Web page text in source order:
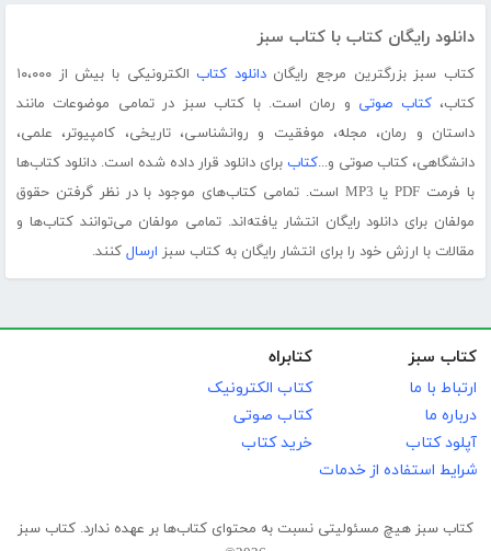
دانلود رایگان کتاب با کتاب سبز
کتاب سبز بزرگترین مرجع رایگاندانلود کتاب
الکترونیکی با بیش از ۱۰،۰۰۰
کتاب،کتاب صوتی و رمان است. با کتاب سبز در تمامی موضوعات مانند
داستان و رمان، مجله، موفقیت و روانشناسی، تاریخی، کامپیوتر، علمی،
دانشگاهی، کتاب صوتی و...کتاب برای دانلود قرار داده شده است. دانلود کتاب‌ها
با فرمت PDF یا MP3 است. تمامی کتاب‌های موجود با در نظر گرفتن حقوق
مولفان برای دانلود رایگان انتشار یافته‌اند. تمامی مولفان می‌توانند کتاب‌ها و
مقالات با ارزش خود را برای انتشار رایگان به کتاب سبز ارسال کنند.
کتاب سبز
ارتباط با ما
درباره ما
آپلود کتاب
شرایط استفاده از خدمات
کتابراه
کتاب الکترونیک
کتاب صوتی
خرید کتاب
کتاب سبز هیچ مسئولیتی نسبت به محتوای کتاب‌ها بر عهده ندارد. کتاب سبز